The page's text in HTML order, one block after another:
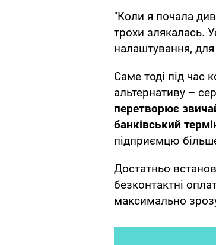
"Коли я почала
трохи злякалась.
налаштування,
Саме тоді під час
альтернативу –
перетворює
банківський
підприємцю
Достатньо
безконтактні
максимально